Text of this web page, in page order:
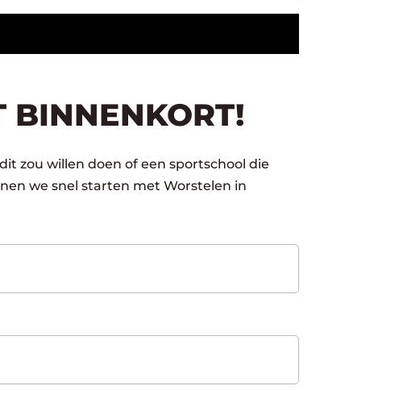
BINNENKORT!
zou willen doen of een sportschool die
we snel starten met Worstelen in